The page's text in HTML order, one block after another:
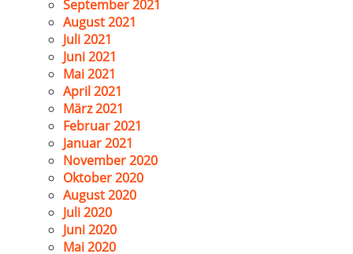
September 2021
August 2021
Juli 2021
Juni 2021
Mai 2021
April 2021
März 2021
Februar 2021
Januar 2021
November 2020
Oktober 2020
August 2020
Juli 2020
Juni 2020
Mai 2020